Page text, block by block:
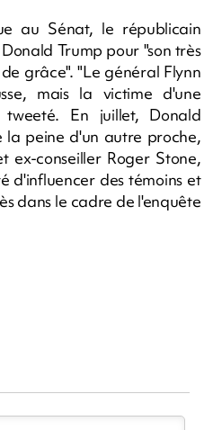
au Sénat, le républicain
Trump pour "son très
grâce". "Le général Flynn
mais la victime d'une
En juillet, Donald
la peine d'un autre proche,
ex-conseiller Roger Stone,
d'influencer des témoins et
dans le cadre de l'enquête